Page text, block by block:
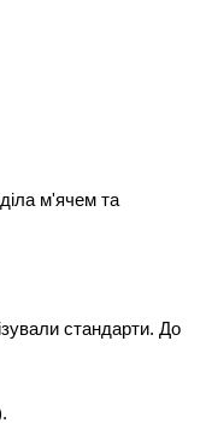
м'ячем та
стандарти. До